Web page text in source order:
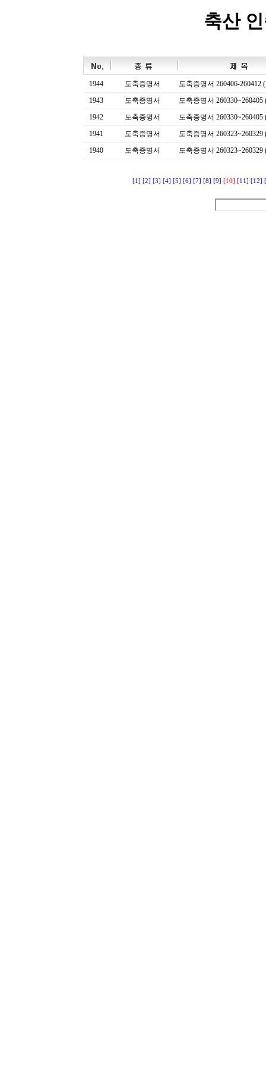
축산
1944 도축증명서
도축증명서 260406-260412
1943
도축증명서
도축증명서 260330~260405
1942
도축증명서
도축증명서 260330~260405
1941
도축증명서
도축증명서 260323~260329
1940
도축증명서 도축증명서 260323~260329
[1] [2] [3] [4] [5] [6] [7] [8] [9] [10] [11] [12]